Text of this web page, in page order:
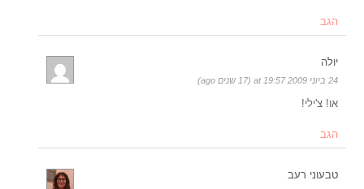
הגב
יולה
24 ביוני 2009 at 19:57 (17 שנים ago)
או! צ'ילי!
הגב
טבעוני רעב